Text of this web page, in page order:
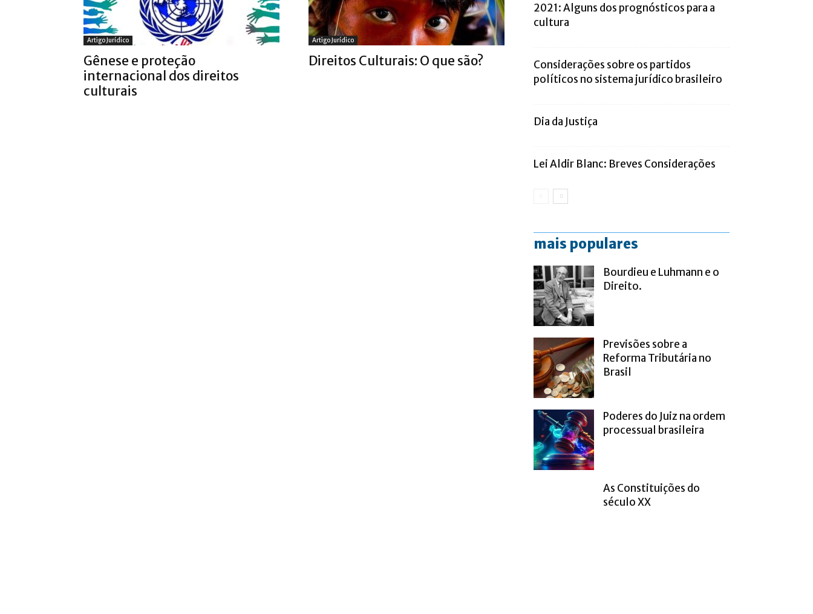
Artigo Jurídico
Gênese e proteção
internacional dos direitos
culturais
Artigo Jurídico
Direitos Culturais: O que são?
2021: Alguns dos prognósticos para a
cultura
Considerações sobre os partidos
políticos no sistema jurídico brasileiro
Dia da Justiça
Lei Aldir Blanc: Breves Considerações
mais populares
Bourdieu e Luhmann e o
Direito.
Previsões sobre a
Reforma Tributária no
Brasil
Poderes do Juiz na ordem
processual brasileira
As Constituições do
século XX